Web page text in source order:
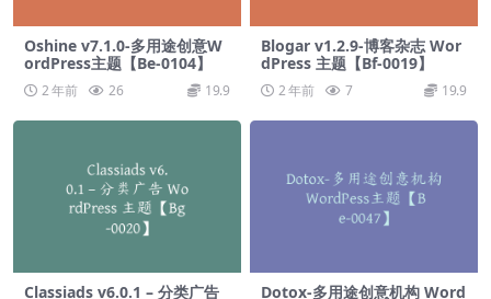
Oshine v7.1.0-多用途创意W
ordPress主题【Be-0104】
2 年前 26 19.9
Blogar v1.2.9-博客杂志 Wor
dPress 主题【Bf-0019】
2 年前 7 19.9
Classiads v6.0.1 – 分类广告
Dotox-多用途创意机构 Word